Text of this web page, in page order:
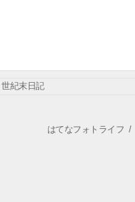
世紀末日記
はてなフォトライフ /